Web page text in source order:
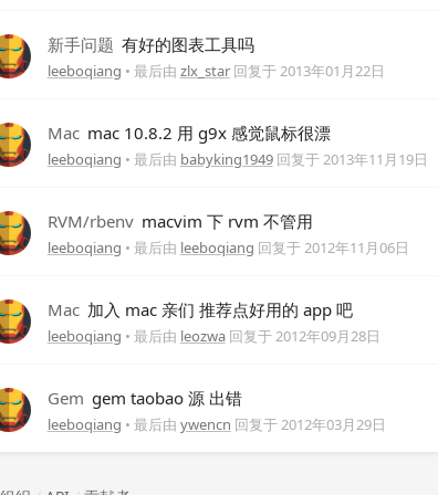
新手问题 有好的图表工具吗
leeboqiang • 最后由 zlx_star回复于2013年01月22日
Mac mac 10.8.2 用 g9x 感觉鼠标很漂
leeboqiang • 最后由 babyking1949回复于2013年11月19日
RVM/rbenv macvim 下 rvm 不管用
leeboqiang • 最后由 leeboqiang 回复于2012年11月06日
Mac 加入 mac 亲们 推荐点好用的 app 吧
leeboqiang • 最后由 leozwa回复于2012年09月28日
Gem gem taobao 源 出错
leeboqiang • 最后由 ywencn 回复于2012年03月29日